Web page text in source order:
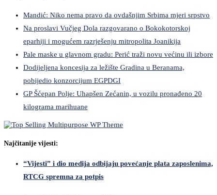
Mandić: Niko nema pravo da ovdašnjim Srbima mjeri srpstvo
Na proslavi Vučjeg Dola razgovarano o Bokokotorskoj
eparhiji i mogućem razrješenju mitropolita Joanikija
Pale maske u glavnom gradu: Perić traži novu većinu ili izbore
Dodijeljena koncesija za ležište Gradina u Beranama,
pobijedio konzorcijum EGPDGI
GP Šćepan Polje: Uhapšen Zećanin, u vozilu pronađeno 20
kilograma marihuane
Najčitanije vijesti:
“Vijesti” i dio medija odbijaju povećanje plata zaposlenima,
RTCG spremna za potpis